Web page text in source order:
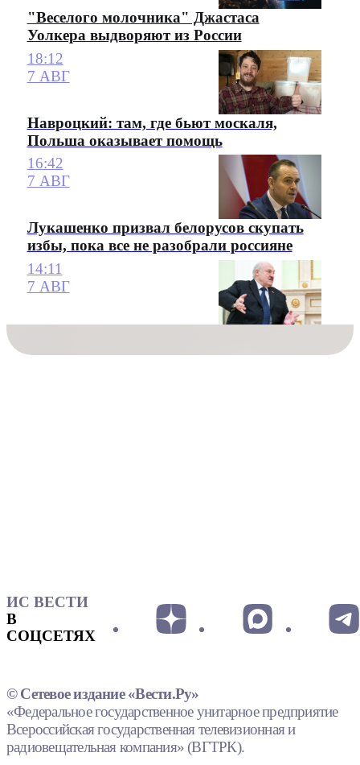
"Веселого молочника" Джастаса
Уолкера выдворяют из России
18:12
7 АВГ
Навроцкий: там, где бьют москаля,
Польша оказывает помощь
16:42
7 АВГ
Лукашенко призвал белорусов скупать
избы, пока все не разобрали россияне
14:11
7 АВГ
ИС ВЕСТИ
В
СОЦСЕТЯХ
© Сетевое издание «Вести.Ру»
«Федеральное государственное унитарное предприятие
Всероссийская государственная телевизионная и
радиовещательная компания» (ВГТРК).